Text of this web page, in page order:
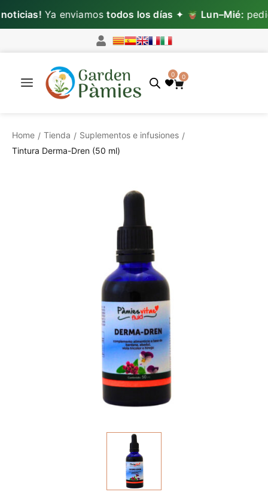
Ya enviamostodos los días✦ Lun–Mié:
0 0
Home / Tienda / Suplementos e infusiones /
Tintura Derma-Dren (50 ml)